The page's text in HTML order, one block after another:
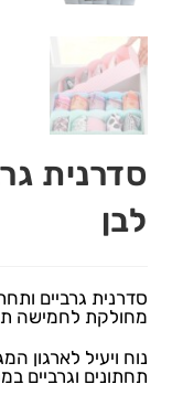
סדרנית
לבן
סדרנית גרביים
מחולקת לחמישה
נוח ויעיל לארגון
תחתונים וגרביים